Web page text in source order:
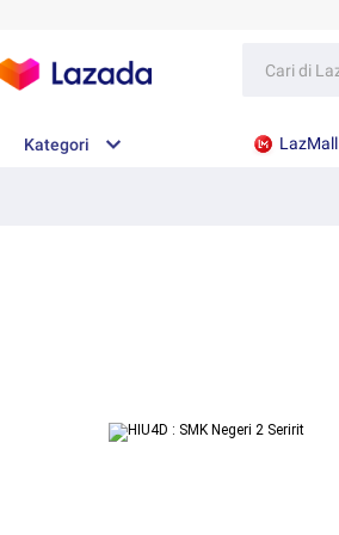
Kategori LazMall